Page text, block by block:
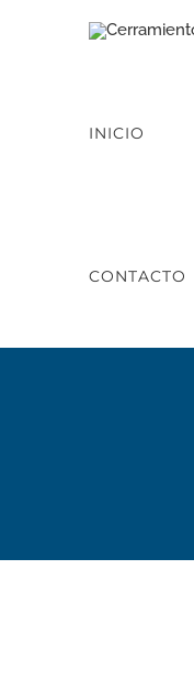
INICIO
CONTACTO